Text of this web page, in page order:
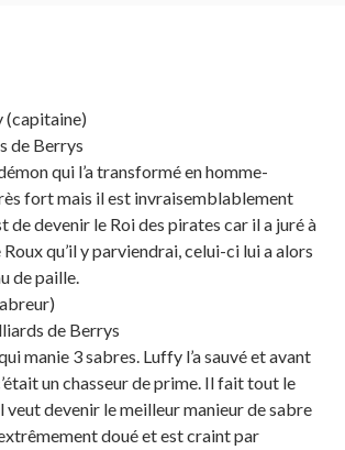
(capitaine)
de Berrys
qui l’a transformé en homme-
fort mais il est invraisemblablement
de devenir le Roi des pirates car il a juré à
Roux qu’il y parviendrai, celui-ci lui a alors
de paille.
de Berrys
manie 3 sabres. Luffy l’a sauvé et avant
un chasseur de prime. Il fait tout le
veut devenir le meilleur manieur de sabre
doué et est craint par